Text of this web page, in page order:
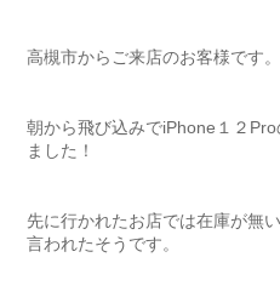
高槻市からご来店のお客様です。
朝から飛び込みでiPhone１２
ました！
先に行かれたお店では在庫が無
言われたそうです。